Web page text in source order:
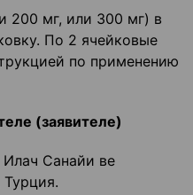
200 мг, или 300 мг) в
По 2 ячейковые
по применению
(заявителе)
Илач Санайи ве